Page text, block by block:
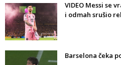
VIDEO Messi se
i odmah srušio
Barselona čeka